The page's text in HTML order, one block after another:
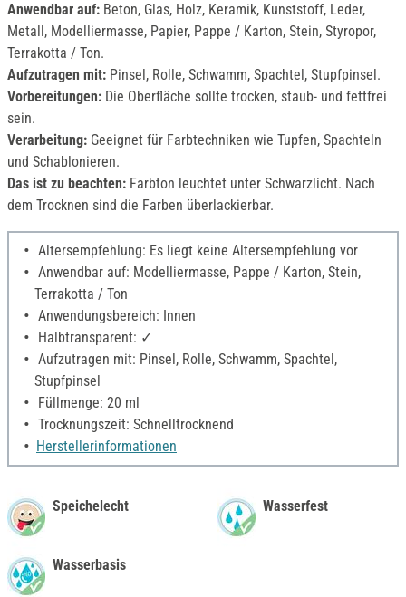
Anwendbar auf: Beton, Glas, Holz, Keramik, Kunststoff, Leder,
Metall, Modelliermasse, Papier, Pappe / Karton, Stein, Styropor,
Terrakotta / Ton.
Aufzutragen mit: Pinsel, Rolle, Schwamm, Spachtel, Stupfpinsel.
Vorbereitungen: Die Oberfläche sollte trocken, staub- und fettfrei
sein.
Verarbeitung: Geeignet für Farbtechniken wie Tupfen, Spachteln
und Schablonieren.
Das ist zu beachten: Farbton leuchtet unter Schwarzlicht. Nach
dem Trocknen sind die Farben überlackierbar.
Altersempfehlung: Es liegt keine Altersempfehlung vor
Anwendbar auf: Modelliermasse, Pappe / Karton, Stein,
Terrakotta / Ton
Anwendungsbereich: Innen
Halbtransparent: ✓
Aufzutragen mit: Pinsel, Rolle, Schwamm, Spachtel,
Stupfpinsel
Füllmenge: 20 ml
Trocknungszeit: Schnelltrocknend
Herstellerinformationen
Speichelecht
Wasserbasis
Wasserfest